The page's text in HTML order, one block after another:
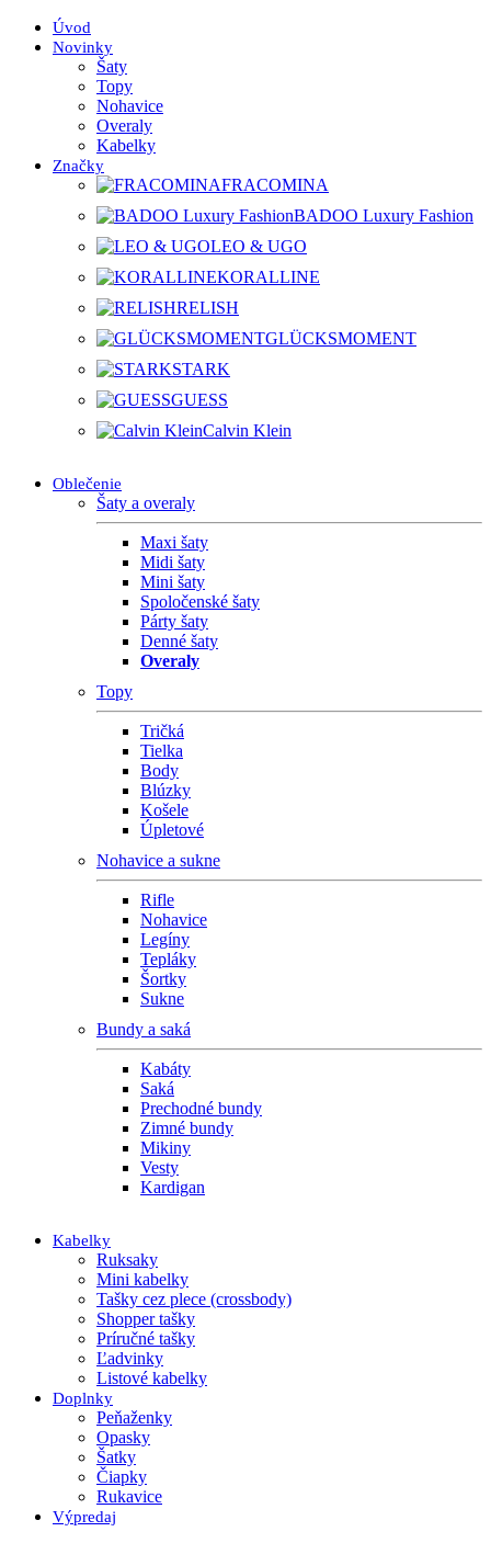
Úvod
Novinky
Šaty
Topy
Nohavice
Overaly
Kabelky
Značky
FRACOMINA
BADOO Luxury Fashion
LEO & UGO
KORALLINE
RELISH
GLÜCKSMOMENT
STARK
GUESS
Calvin Klein
Oblečenie
Šaty a overaly
Maxi šaty
Midi šaty
Mini šaty
Spoločenské šaty
Párty šaty
Denné šaty
Overaly
Topy
Tričká
Tielka
Body
Blúzky
Košele
Úpletové
Nohavice a sukne
Rifle
Nohavice
Legíny
Tepláky
Šortky
Sukne
Bundy a saká
Kabáty
Saká
Prechodné bundy
Zimné bundy
Mikiny
Vesty
Kardigan
Kabelky
Ruksaky
Mini kabelky
Tašky cez plece (crossbody)
Shopper tašky
Príručné tašky
Ľadvinky
Listové kabelky
Doplnky
Peňaženky
Opasky
Šatky
Čiapky
Rukavice
Výpredaj